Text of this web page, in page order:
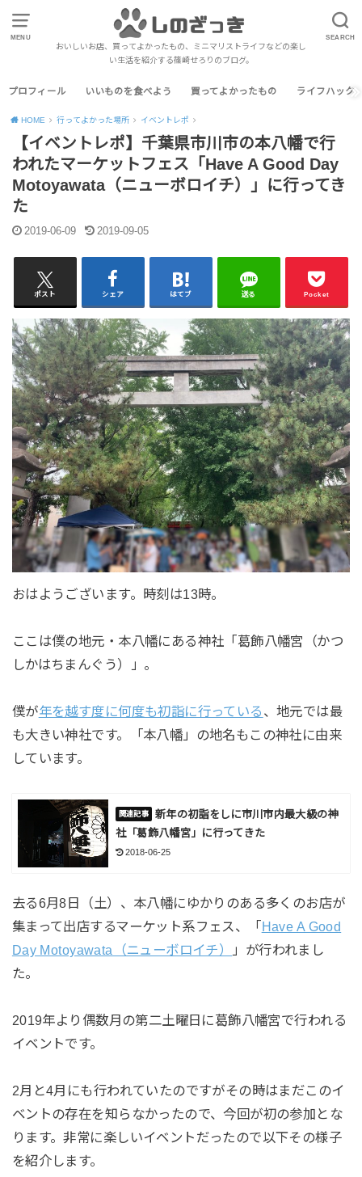
MENU SEARCH
おいしいお店、買ってよかったもの、ミニマリストライフなどの楽し
い生活を紹介する篠崎せろりのブログ。
プロフィール いいものを食べよう 買ってよかったもの ライフハック
HOME 行ってよかった場所 イベントレポ
【イベントレポ】千葉県市川市の本八幡で行
われたマーケットフェス「Have A Good Day
Motoyawata（ニューボロイチ）」に行ってき
た
2019-06-09 2019-09-05
ポスト シェア はてブ 送る Pocket
おはようございます。時刻は13時。
ここは僕の地元・本八幡にある神社「葛飾八幡宮（かつ
しかはちまんぐう）」。
僕が年を越す度に何度も初詣に行っている 、地元では最
も大きい神社です。「本八幡」の地名もこの神社に由来
しています。
新年の初詣をしに市川市内最大級の神
社「葛飾八幡宮」に行ってきた
2018-06-25
去る6月8日（土）、本八幡にゆかりのある多くのお店が
集まって出店するマーケット系フェス、「 Have A Good
Day Motoyawata（ニューボロイチ）
」が行われまし
た。
2019年より偶数月の第二土曜日に葛飾八幡宮で行われる
イベントです。
2月と4月にも行われていたのですがその時はまだこのイ
ベントの存在を知らなかったので、今回が初の参加とな
ります。非常に楽しいイベントだったので以下その様子
を紹介します。